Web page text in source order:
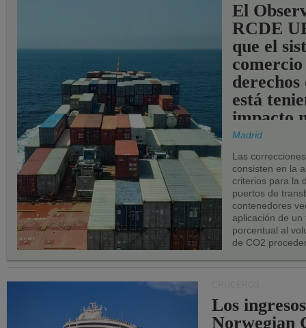
El
RCDE
que el
comercio
derechos
está
impacto
los
UE.
Madrid
Las
consisten en la
criterios para la
puertos de
contenedores
aplicación de
porcentual al
de CO2
Los
Norwegian